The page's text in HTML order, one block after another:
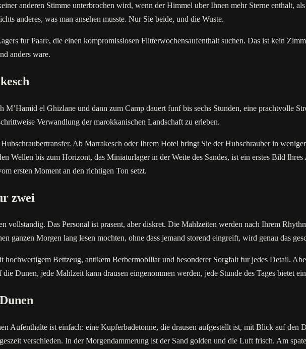
anderen Stimme unterbrochen wird, wenn der Himmel uber Ihnen mehr Sterne enthalt, als
anderes, was man ansehen musste. Nur Sie beide, und die Wuste.
fur Paare, die einen kompromisslosen Flitterwochensaufenthalt suchen. Das ist kein
anders ware.
el Ghizlane und dann zum Camp dauert funf bis sechs Stunden, eine prachtvolle
Verwandlung der marokkanischen Landschaft zu erleben.
Ab Marrakesch oder Ihrem Hotel bringt Sie der Hubschrauber in
Wellen bis zum Horizont, das Miniaturlager in der Weite des Sandes, ist ein erstes Bild
ersten Moment an den richtigen Ton setzt.
zwei
vollstandig. Das Personal ist prasent, aber diskret. Die Mahlzeiten werden nach Ihrem
ganzen Morgen lang lesen mochten, ohne dass jemand storend eingreift, wird genau das
hochwertigem Bettzeug, antikem Berbermobiliar und besonderer Sorgfalt fur jedes Detail.
Dunen, jede Mahlzeit kann drausen eingenommen werden, jede Stunde des Tages bietet
Aufenthalte ist einfach: eine Kupferbadetonne, die drausen aufgestellt ist, mit Blick auf den
verschieden. In der Morgendammerung ist der Sand golden und die Luft frisch. Am